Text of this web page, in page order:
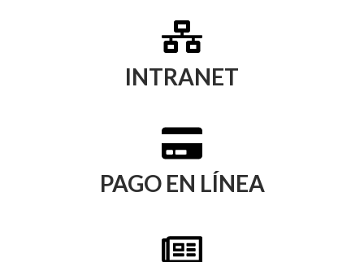
INTRANET
PAGO EN LÍNEA